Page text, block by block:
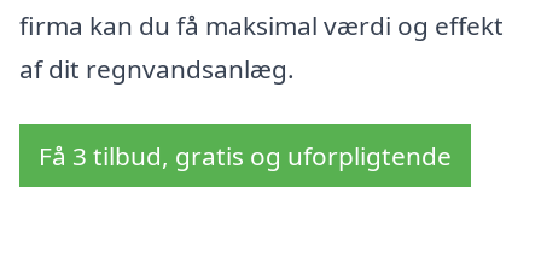
firma kan du få maksimal værdi og effekt
af dit regnvandsanlæg.
Få 3 tilbud, gratis og uforpligtende